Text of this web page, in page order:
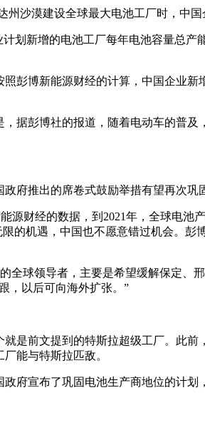
沙漠建设全球最大电池工厂时，中国
划新增的电池工厂每年电池容量总
彭博新能源财经的计算，中国企业
据彭博社的报道，随着电动车的普
府推出的席卷式鼓励举措有望再次巩
财经的数据，到2021年，全球电池
的机遇，中国也不愿意错过机会。彭
全球领导者，主要是希望缓解保定
，以后可向海外扩张。”
是前文提到的特斯拉超级工厂。此
能与特斯拉匹敌。
府宣布了巩固电池生产商地位的计